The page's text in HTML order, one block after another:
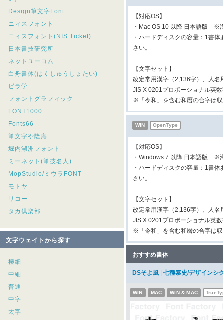
Design筆文字Font
ニィスフォント
ニィスフォント(NIS Ticket)
日本書技研究所
ネットユーコム
白舟書体(はくしゅうしょたい)
ビラ学
フォントグラフィック
FONT1000
Fonts66
筆文字や隆庵
堀内湖洲フォント
ミーネット(筆技名人)
MopStudio/ミウラFONT
モトヤ
リコー
タカ倶楽部
文字ウェイトから探す
極細
中細
普通
中字
太字
【対応OS】
・Mac OS 10 以降 日本語版 ※
・ハードディスクの容量：1書
さい。
【文字セット】
改定常用漢字（2,136字）、人
JIS X 0201プロポーショナル英
※「令和」を含む和暦の合字は
WIN OpenType
【対応OS】
・Windows 7 以降 日本語版 ※
・ハードディスクの容量：1書
さい。
【文字セット】
改定常用漢字（2,136字）、人
JIS X 0201プロポーショナル英
※「令和」を含む和暦の合字は
おすすめ書体
DSそよ風 七種泰史/デザインシ
WIN MAC WIN & MAC